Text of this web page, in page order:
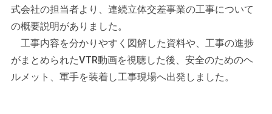
式会社の担当者より、連続立体交差事業の工事について
の概要説明がありました。
工事内容を分かりやすく図解した資料や、工事の進捗
がまとめられたVTR動画を視聴した後、安全のためのヘ
ルメット、軍手を装着し工事現場へ出発しました。